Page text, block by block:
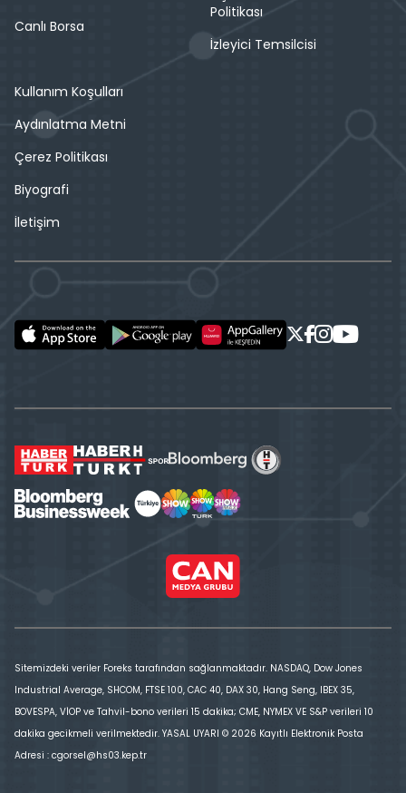
Canlı Borsa
Politikası
İzleyici Temsilcisi
Kullanım Koşulları
Aydınlatma Metni
Çerez Politikası
Biyografi
İletişim
Sitemizdeki veriler Foreks tarafından sağlanmaktadır. NASDAQ, Dow Jones
Industrial Average, SHCOM, FTSE 100, CAC 40, DAX 30, Hang Seng, IBEX 35,
BOVESPA, VİOP ve Tahvil-bono verileri 15 dakika; CME, NYMEX VE S&P verileri 10
dakika gecikmeli verilmektedir. YASAL UYARI © 2026 Kayıtlı Elektronik Posta
Adresi : cgorsel@hs03.kep.tr